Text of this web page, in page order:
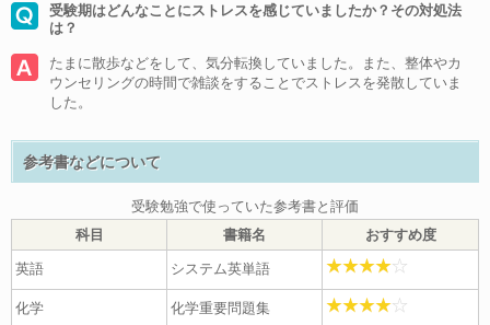
受験期はどんなことにストレスを感じていましたか？その対処法
は？
たまに散歩などをして、気分転換していました。また、整体やカ
ウンセリングの時間で雑談をすることでストレスを発散していま
した。
参考書などについて
受験勉強で使っていた参考書と評価
科目
書籍名 おすすめ度
英語 システム英単語
化学 化学重要問題集